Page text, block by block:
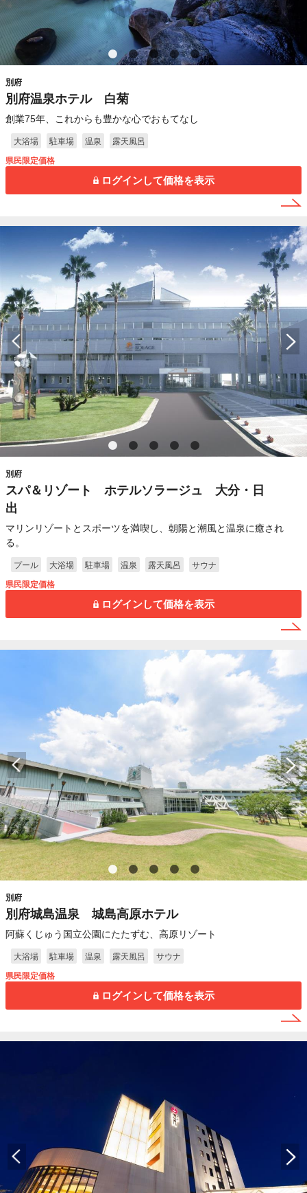
別府
別府温泉ホテル 白菊
創業75年、これからも豊かな心でおもてなし
大浴場 駐車場 温泉 露天風呂
県民限定価格
ログインして価格を表示
別府
スパ＆リゾート ホテルソラージュ 大分・日
出
マリンリゾートとスポーツを満喫し、朝陽と潮風と温泉に癒され
る。
プール 大浴場 駐車場 温泉 露天風呂 サウナ
県民限定価格
ログインして価格を表示
別府
別府城島温泉 城島高原ホテル
阿蘇くじゅう国立公園にたたずむ、高原リゾート
大浴場 駐車場 温泉 露天風呂 サウナ
県民限定価格
ログインして価格を表示